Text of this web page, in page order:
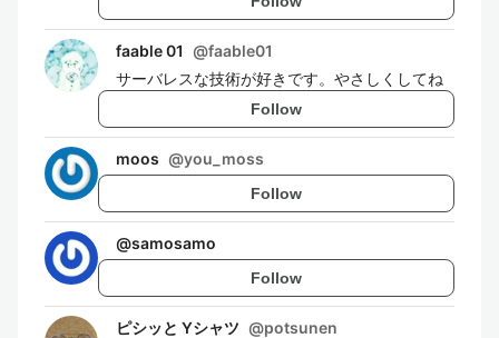
faable 01 @faable01
サーバレスな技術が好きです。やさしくしてね
Follow
moos @you_moss
Follow
@samosamo
Follow
ピシッと Yシャツ @potsunen